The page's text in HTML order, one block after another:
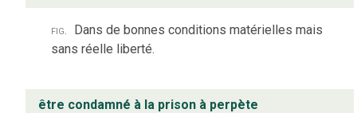
fig. Dans de bonnes conditions matérielles mais
sans réelle liberté.
être condamné à la prison à perpète